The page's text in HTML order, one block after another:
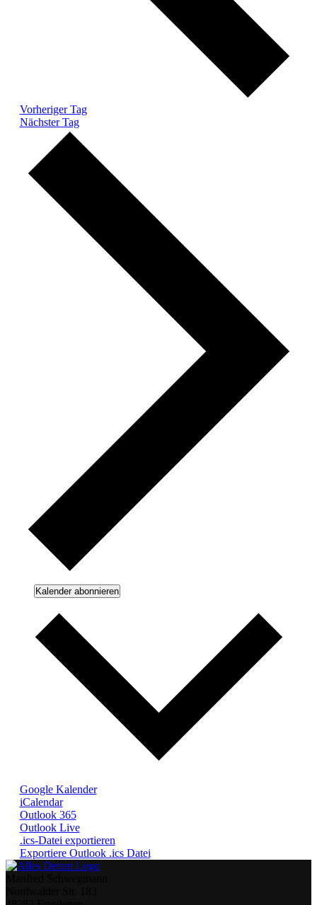
Vorheriger Tag
Nächster Tag
Kalender abonnieren
Google Kalender
iCalendar
Outlook 365
Outlook Live
.ics-Datei exportieren
Exportiere Outlook .ics Datei